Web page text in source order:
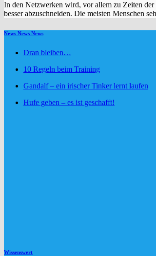
In den Netzwerken wird, vor allem zu Zeiten
besser abzuschneiden. Die meisten Menschen
News News News
Dran bleiben…
10 Regeln beim Training
Gandalf – ein irischer Tinker lernt laufen
Hufe geben – es ist geschafft!
Wissenswert